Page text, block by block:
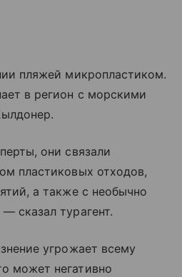
пляжей микропластиком.
в регион с морскими
они связали
пластиковых отходов,
а также с необычно
сказал турагент.
угрожает всему
может негативно